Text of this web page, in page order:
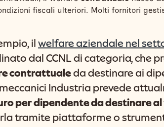
fiscali ulteriori. Molti fornitori
ilwelfare aziendale nel
dal CCNL di categoria, che
contrattualeda destinare ai
Industria prevede
per dipendente da destinare
tramite piattaforme o